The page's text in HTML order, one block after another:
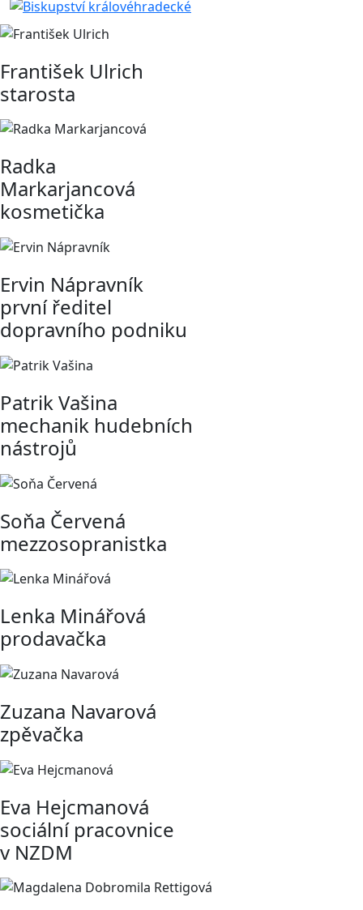
František Ulrich
starosta
Radka
Markarjancová
kosmetička
Ervin Nápravník
první ředitel
dopravního podniku
Patrik Vašina
mechanik hudebních
nástrojů
Soňa Červená
mezzosopranistka
Lenka Minářová
prodavačka
Zuzana Navarová
zpěvačka
Eva Hejcmanová
sociální pracovnice
v NZDM